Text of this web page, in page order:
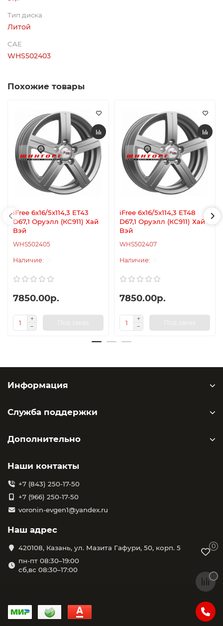
Тип диска
Литой
CAE
WHS502403
Похожие товары
iFree 6x16/5x114,3 ET43
D67,1 Оруэлл (КС911) Хай
Вэй
WHS502405
7850.00р.
iFree 6x16/5x114,3 ET48
D67,1 Оруэлл (КС911) Хай
Вэй
WHS502407
7850.00р.
Информация
Служба поддержки
Дополнительно
Наши контакты
+7 (843) 250-17-50
+7 (966) 250-17-50
voronin-evgen1@yandex.ru
Наш адрес
420108, Казань, ул. Мазита Гафури, 50, корп. 5
пн-пт 08:30–19:00
сб,вс 08:30–17:00
0
0